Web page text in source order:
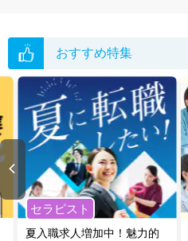
い。
おすすめ特集
セラピスト
夏入職求人増加中！魅力的